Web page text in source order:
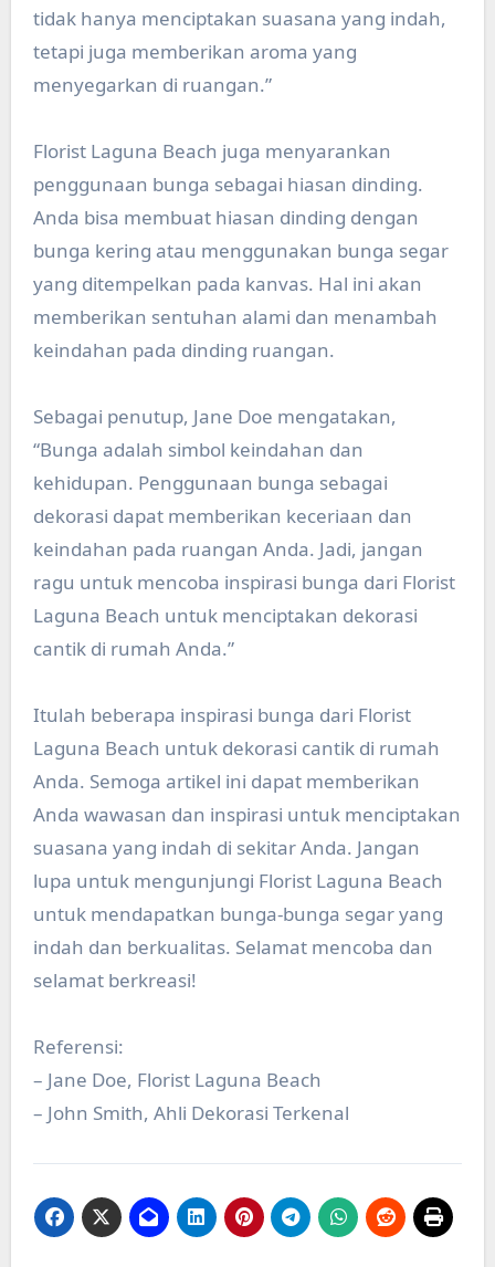
tidak hanya menciptakan suasana yang indah,
tetapi juga memberikan aroma yang
menyegarkan di ruangan.”
Florist Laguna Beach juga menyarankan
penggunaan bunga sebagai hiasan dinding.
Anda bisa membuat hiasan dinding dengan
bunga kering atau menggunakan bunga segar
yang ditempelkan pada kanvas. Hal ini akan
memberikan sentuhan alami dan menambah
keindahan pada dinding ruangan.
Sebagai penutup, Jane Doe mengatakan,
“Bunga adalah simbol keindahan dan
kehidupan. Penggunaan bunga sebagai
dekorasi dapat memberikan keceriaan dan
keindahan pada ruangan Anda. Jadi, jangan
ragu untuk mencoba inspirasi bunga dari Florist
Laguna Beach untuk menciptakan dekorasi
cantik di rumah Anda.”
Itulah beberapa inspirasi bunga dari Florist
Laguna Beach untuk dekorasi cantik di rumah
Anda. Semoga artikel ini dapat memberikan
Anda wawasan dan inspirasi untuk menciptakan
suasana yang indah di sekitar Anda. Jangan
lupa untuk mengunjungi Florist Laguna Beach
untuk mendapatkan bunga-bunga segar yang
indah dan berkualitas. Selamat mencoba dan
selamat berkreasi!
Referensi:
– Jane Doe, Florist Laguna Beach
– John Smith, Ahli Dekorasi Terkenal